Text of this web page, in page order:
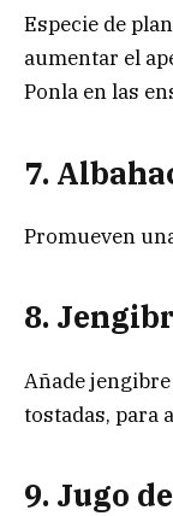
Especie de
aumentar el
Ponla en las
7.
Promueven
8.
Añade
tostadas, para
9. Jugo